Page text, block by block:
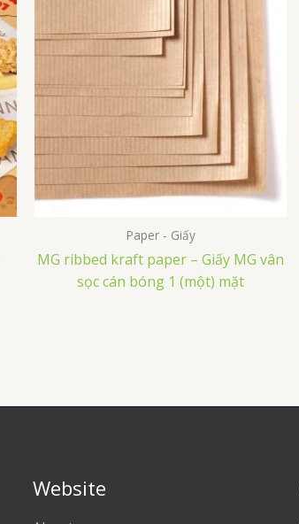
Paper - Giấy
MG ribbed kraft paper – Giấy MG vân
sọc cán bóng 1 (một) mặt
Website